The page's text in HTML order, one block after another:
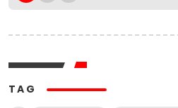
TAG